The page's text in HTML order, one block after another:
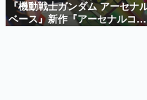
ど。多くの人々に
事をまとめました
『機動戦士ガンダム アーセナ
ベース』新作『アーセナルコマ
ンダー』発表！8月28日からオ